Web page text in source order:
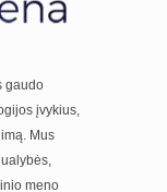
gaudo
įvykius,
Mus
meno